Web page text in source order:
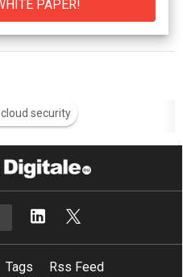
cloud security
Tags
Rss Feed